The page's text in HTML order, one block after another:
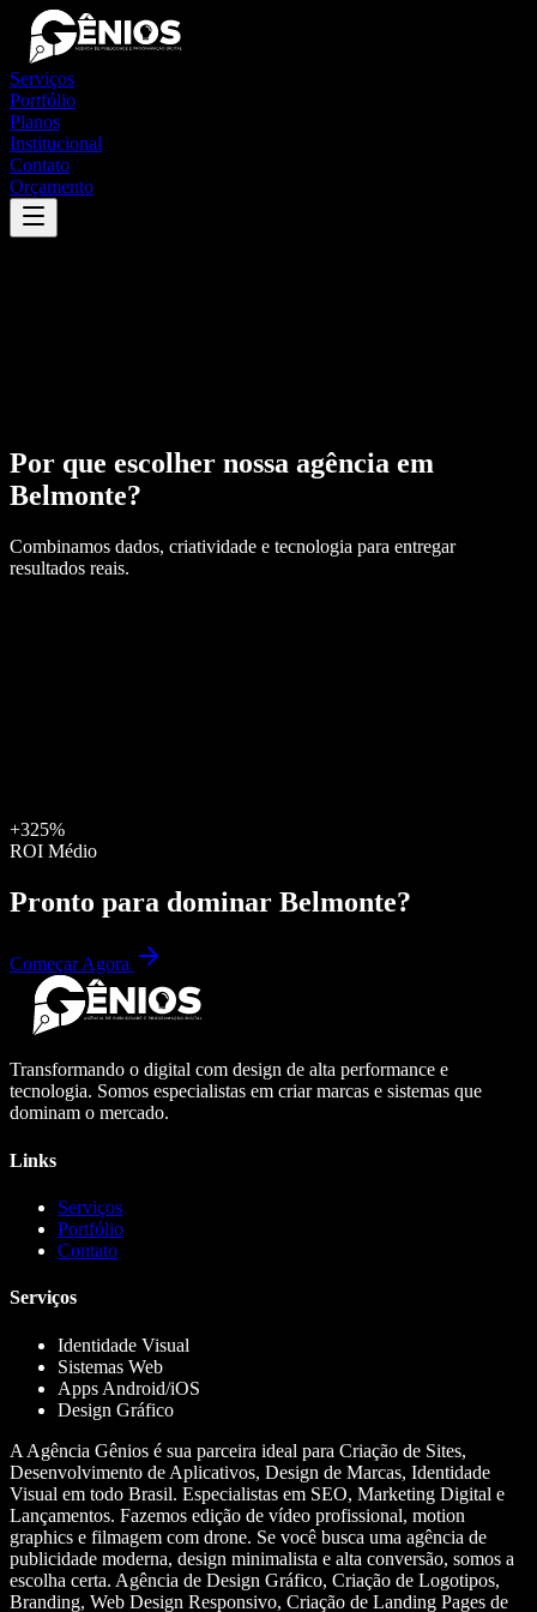
Serviços
Portfólio
Planos
Institucional
Contato
Orçamento
Por que escolher nossa agência em
Belmonte?
Combinamos dados, criatividade e tecnologia para entregar
resultados reais.
+325%
ROI Médio
Pronto para dominar Belmonte?
Começar Agora
Transformando o digital com design de alta performance e
tecnologia. Somos especialistas em criar marcas e sistemas que
dominam o mercado.
Links
Serviços
Portfólio
Contato
Serviços
Identidade Visual
Sistemas Web
Apps Android/iOS
Design Gráfico
A Agência Gênios é sua parceira ideal para Criação de Sites,
Desenvolvimento de Aplicativos, Design de Marcas, Identidade
Visual em todo Brasil. Especialistas em SEO, Marketing Digital e
Lançamentos. Fazemos edição de vídeo profissional, motion
graphics e filmagem com drone. Se você busca uma agência de
publicidade moderna, design minimalista e alta conversão, somos a
escolha certa. Agência de Design Gráfico, Criação de Logotipos,
Branding, Web Design Responsivo, Criação de Landing Pages de